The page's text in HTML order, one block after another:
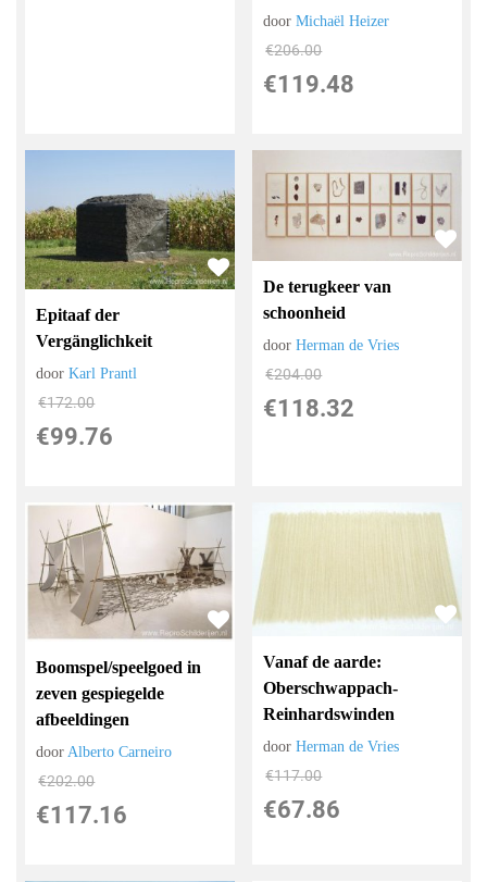
doorMichaël Heizer
€206.00
€119.48
Epitaaf der
Vergänglichkeit
doorKarl Prantl
€172.00
€99.76
De terugkeer van
schoonheid
doorHerman de Vries
€204.00
€118.32
Boomspel/speelgoed in
zeven gespiegelde
afbeeldingen
doorAlberto Carneiro
€202.00
€117.16
Vanaf de aarde:
Oberschwappach-
Reinhardswinden
doorHerman de Vries
€117.00
€67.86